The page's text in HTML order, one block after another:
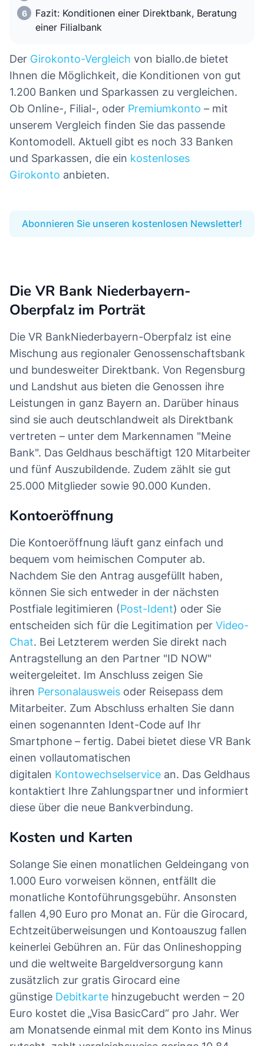
Fazit: Konditionen einer Direktbank, Beratung
einer Filialbank
Der Girokonto-Vergleich von biallo.de bietet
Ihnen die Möglichkeit, die Konditionen von gut
1.200 Banken und Sparkassen zu vergleichen.
Ob Online-, Filial-, oder Premiumkonto – mit
unserem Vergleich finden Sie das passende
Kontomodell. Aktuell gibt es noch 33 Banken
und Sparkassen, die ein kostenloses
Girokonto anbieten.
Abonnieren Sie unseren kostenlosen Newsletter!
Die VR Bank Niederbayern-
Oberpfalz im Porträt
Die VR BankNiederbayern-Oberpfalz ist eine
Mischung aus regionaler Genossenschaftsbank
und bundesweiter Direktbank. Von Regensburg
und Landshut aus bieten die Genossen ihre
Leistungen in ganz Bayern an. Darüber hinaus
sind sie auch deutschlandweit als Direktbank
vertreten – unter dem Markennamen "Meine
Bank". Das Geldhaus beschäftigt 120 Mitarbeiter
und fünf Auszubildende. Zudem zählt sie gut
25.000 Mitglieder sowie 90.000 Kunden.
Kontoeröffnung
Die Kontoeröffnung läuft ganz einfach und
bequem vom heimischen Computer ab.
Nachdem Sie den Antrag ausgefüllt haben,
können Sie sich entweder in der nächsten
Postfiale legitimieren (Post-Ident) oder Sie
entscheiden sich für die Legitimation per Video-
Chat. Bei Letzterem werden Sie direkt nach
Antragstellung an den Partner "ID NOW"
weitergeleitet. Im Anschluss zeigen Sie
ihren Personalausweis oder Reisepass dem
Mitarbeiter. Zum Abschluss erhalten Sie dann
einen sogenannten Ident-Code auf Ihr
Smartphone – fertig. Dabei bietet diese VR Bank
einen vollautomatischen
digitalen Kontowechselservice an. Das Geldhaus
kontaktiert Ihre Zahlungspartner und informiert
diese über die neue Bankverbindung.
Kosten und Karten
Solange Sie einen monatlichen Geldeingang von
1.000 Euro vorweisen können, entfällt die
monatliche Kontoführungsgebühr. Ansonsten
fallen 4,90 Euro pro Monat an. Für die Girocard,
Echtzeitüberweisungen und Kontoauszug fallen
keinerlei Gebühren an. Für das Onlineshopping
und die weltweite Bargeldversorgung kann
zusätzlich zur gratis Girocard eine
günstige Debitkarte hinzugebucht werden – 20
Euro kostet die „Visa BasicCard“ pro Jahr. Wer
am Monatsende einmal mit dem Konto ins Minus